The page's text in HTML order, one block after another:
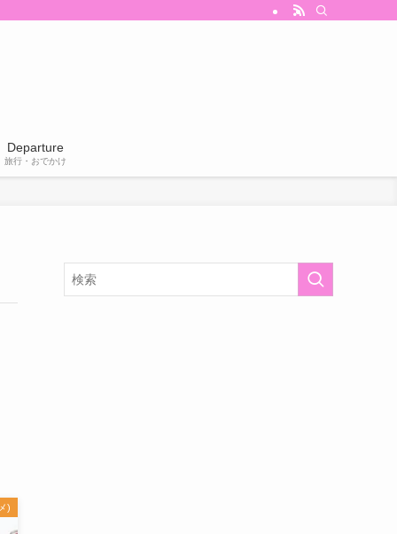
Departure
旅行・おでかけ
)